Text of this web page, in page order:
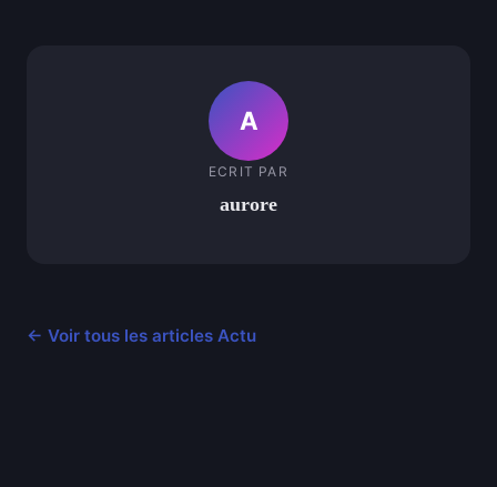
A
ECRIT PAR
aurore
← Voir tous les articles Actu